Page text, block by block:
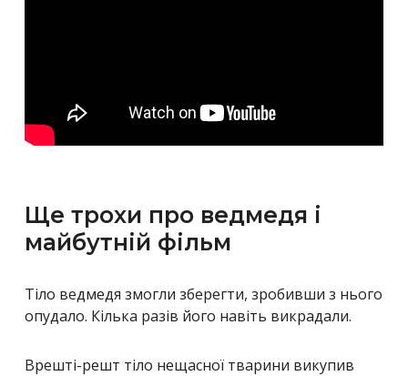
Ще трохи про ведмедя і
майбутній фільм
Тіло ведмедя змогли зберегти, зробивши з нього
опудало. Кілька разів його навіть викрадали.
Врешті-решт тіло нещасної тварини викупив